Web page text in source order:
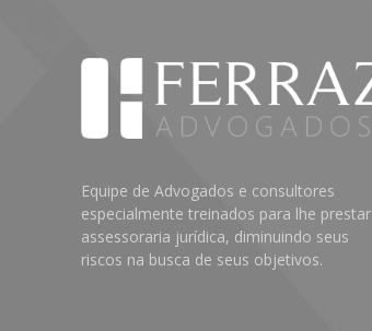
Equipe de Advogados e consultores
especialmente treinados para lhe prestar
assessoraria jurídica, diminuindo seus
riscos na busca de seus objetivos.